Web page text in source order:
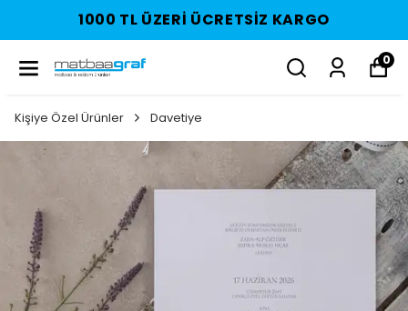
1000 TL ÜZERI ÜCRETSIZ KARGO
0
Kişiye Özel Ürünler Davetiye